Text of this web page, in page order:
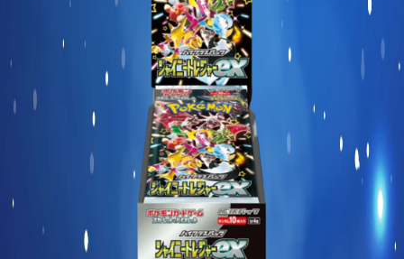
Display et produits scellés
Goodies et autres
Sleeve à l’unité